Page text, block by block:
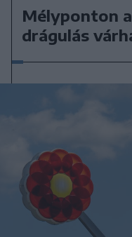
Mélyponton
drágulás